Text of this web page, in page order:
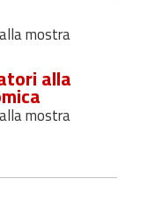
mostra
alla
mostra